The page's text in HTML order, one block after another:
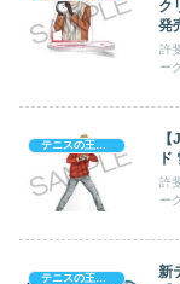
ク
発
許
テニスの王子様
許
新